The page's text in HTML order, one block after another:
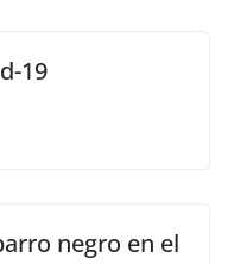
19
negro en el